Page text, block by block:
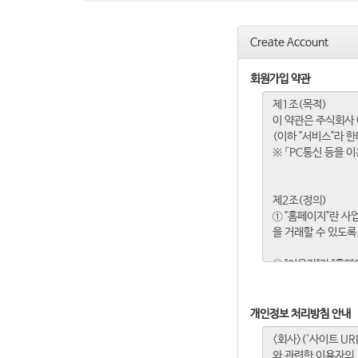
Create Account
회원가입 약관
개인정보 처리방침 안내